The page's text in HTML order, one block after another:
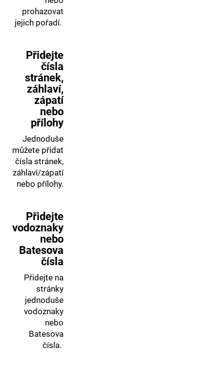
prohazovat
jejich pořadí.
Přidejte
čísla
stránek,
záhlaví,
zápatí
nebo
přílohy
Jednoduše
můžete přidat
čísla stránek,
záhlaví/zápatí
nebo přílohy.
Přidejte
vodoznaky
nebo
Batesova
čísla
Přidejte na
stránky
jednoduše
vodoznaky
nebo
Batesova
čísla.